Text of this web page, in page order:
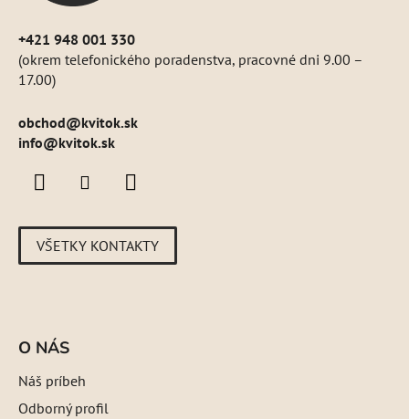
+421 948 001 330
(okrem telefonického poradenstva, pracovné dni 9.00 –
17.00)
obchod@kvitok.sk
info@kvitok.sk
VŠETKY KONTAKTY
O NÁS
Náš príbeh
Odborný profil